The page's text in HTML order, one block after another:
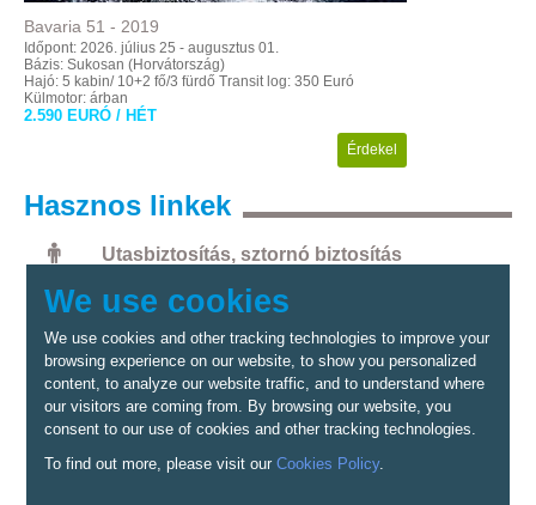
Bavaria 51 - 2019
Időpont: 2026. július 25 - augusztus 01.
Bázis: Sukosan (Horvátország)
Hajó: 5 kabin/ 10+2 fő/3 fürdő Transit log: 350 Euró
Külmotor: árban
2.590 EURÓ / HÉT
Érdekel
Hasznos linkek
Utasbiztosítás, sztornó biztosítás
Kaucióbiztosítás
Hajófeltöltés
Időjárás
We use cookies
We use cookies and other tracking technologies to improve your
browsing experience on our website, to show you personalized
content, to analyze our website traffic, and to understand where
our visitors are coming from. By browsing our website, you
consent to our use of cookies and other tracking technologies.
To find out more, please visit ourCookies Policy.